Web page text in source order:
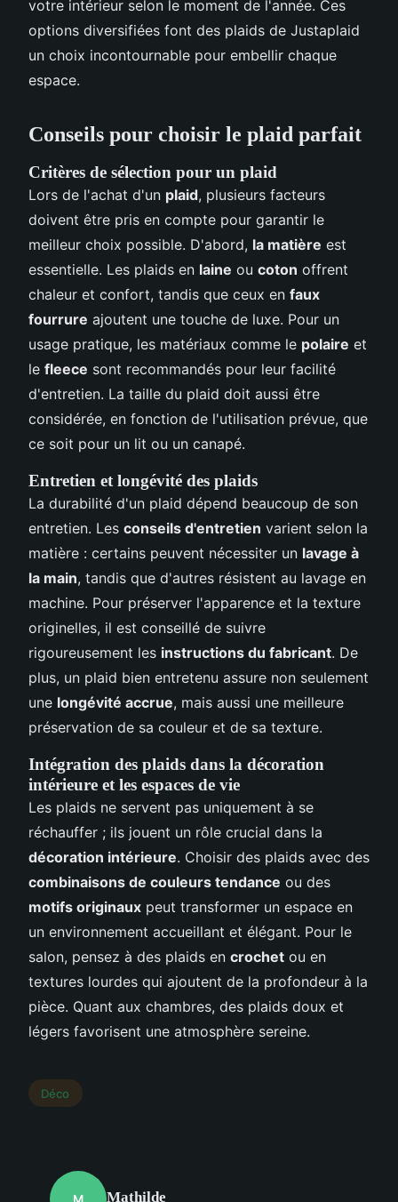
votre intérieur selon le moment de l'année. Ces
options diversifiées font des plaids de Justaplaid
un choix incontournable pour embellir chaque
espace.
Conseils pour choisir le plaid parfait
Critères de sélection pour un plaid
Lors de l'achat d'un plaid, plusieurs facteurs
doivent être pris en compte pour garantir le
meilleur choix possible. D'abord, la matière est
essentielle. Les plaids en laine ou coton offrent
chaleur et confort, tandis que ceux en faux
fourrure ajoutent une touche de luxe. Pour un
usage pratique, les matériaux comme le polaire et
le fleece sont recommandés pour leur facilité
d'entretien. La taille du plaid doit aussi être
considérée, en fonction de l'utilisation prévue, que
ce soit pour un lit ou un canapé.
Entretien et longévité des plaids
La durabilité d'un plaid dépend beaucoup de son
entretien. Les conseils d'entretien varient selon la
matière : certains peuvent nécessiter un lavage à
la main, tandis que d'autres résistent au lavage en
machine. Pour préserver l'apparence et la texture
originelles, il est conseillé de suivre
rigoureusement les instructions du fabricant. De
plus, un plaid bien entretenu assure non seulement
une longévité accrue, mais aussi une meilleure
préservation de sa couleur et de sa texture.
Intégration des plaids dans la décoration
intérieure et les espaces de vie
Les plaids ne servent pas uniquement à se
réchauffer ; ils jouent un rôle crucial dans la
décoration intérieure. Choisir des plaids avec des
combinaisons de couleurs tendance ou des
motifs originaux peut transformer un espace en
un environnement accueillant et élégant. Pour le
salon, pensez à des plaids en crochet ou en
textures lourdes qui ajoutent de la profondeur à la
pièce. Quant aux chambres, des plaids doux et
légers favorisent une atmosphère sereine.
Déco
Mathilde